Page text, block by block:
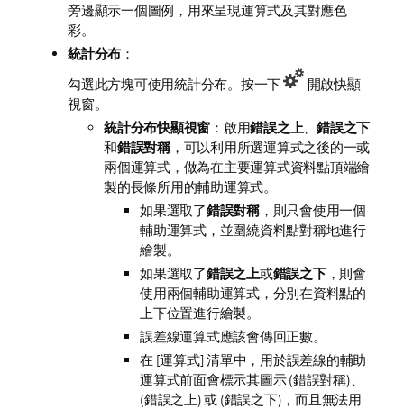
旁邊顯示一個圖例，用來呈現運算式及其對應色
彩。
統計分布 ：
勾選此方塊可使用統計分布。按一下
開啟快顯
視窗。
統計分布快顯視窗 ：啟用錯誤之上
錯誤之下
和錯誤對稱，可以利用所選運算式之後的一或
兩個運算式，做為在主要運算式資料點頂端繪
製的長條所用的輔助運算式。
如果選取了錯誤對稱，則只會使用一個
輔助運算式，並圍繞資料點對稱地進行
繪製。
如果選取了錯誤之上或錯誤之下，則會
使用兩個輔助運算式，分別在資料點的
上下位置進行繪製。
誤差線運算式應該會傳回正數。
在 [運算式] 清單中，用於誤差線的輔助
運算式前面會標示其圖示 (錯誤對稱)、
(錯誤之上) 或 (錯誤之下)，而且無法用